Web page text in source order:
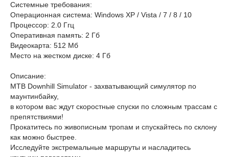
Системные требования:
Операционная система: Windows XP / Vista / 7 / 8 / 10
Процессор: 2.0 Ггц
Оперативная память: 2 Гб
Видеокарта: 512 Мб
Место на жестком диске: 4 Гб
Описание:
MTB Downhill Simulator - захватывающий симулятор по
маунтинбайку,
в котором вас ждут скоростные спуски по сложным трассам с
препятствиями!
Прокатитесь по живописным тропам и спускайтесь по склону
как можно быстрее.
Исследуйте экстремальные маршруты и насладитесь